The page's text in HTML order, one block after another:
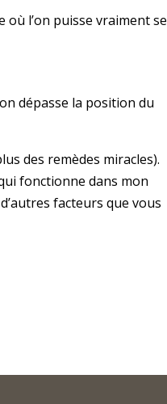
l’on puisse vraiment se
dépasse la position du
des remèdes miracles).
fonctionne dans mon
facteurs que vous